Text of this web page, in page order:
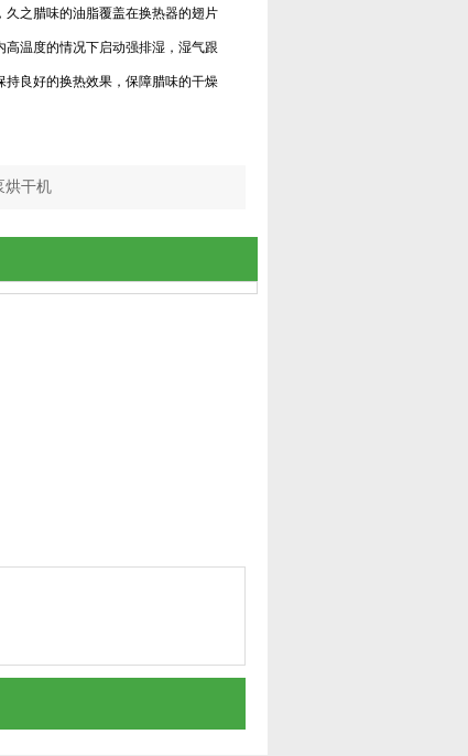
之腊味的油脂覆盖在换热器的翅片
温度的情况下启动强排湿，湿气跟
良好的换热效果，保障腊味的干燥
烘干机